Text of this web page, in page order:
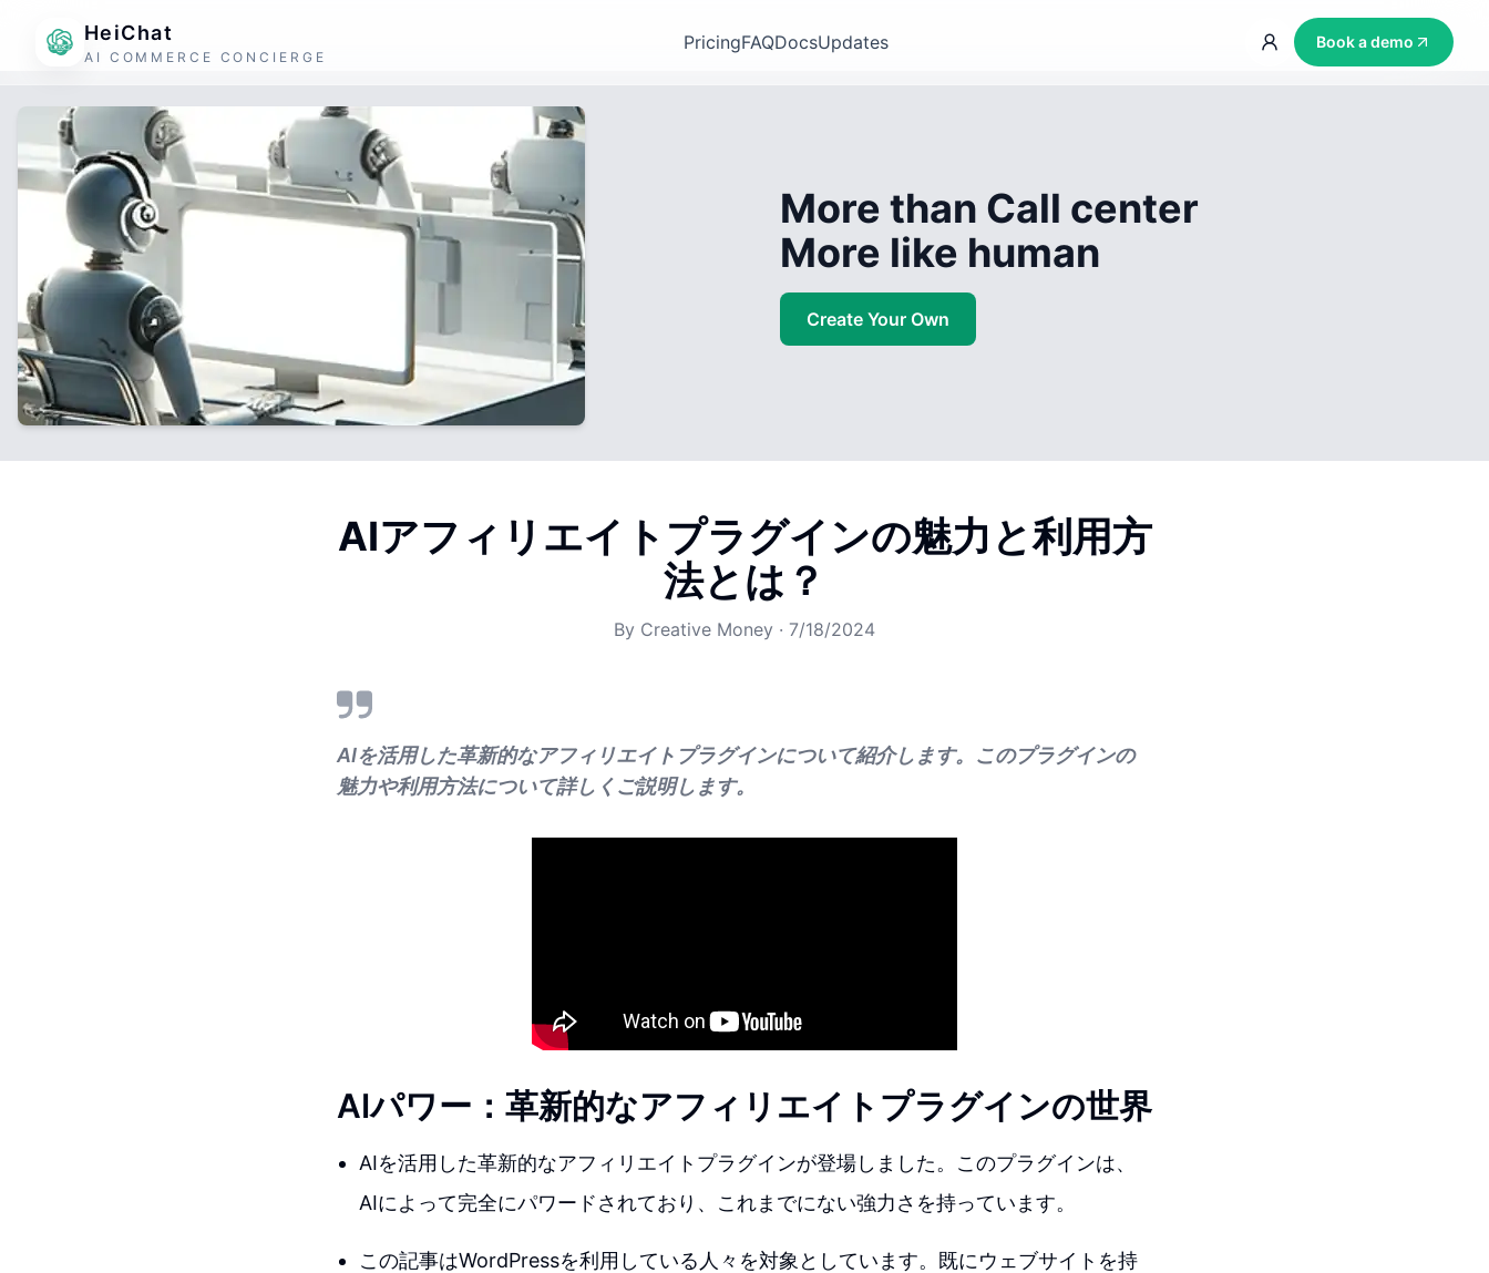
HeiChat
AI COMMERCE CONCIERGE
PricingFAQDocsUpdates Book a demo
More than Call center
More like human
Create Your Own
AIアフィリエイトプラグインの魅力と利用方
法とは？
By Creative Money · 7/18/2024
AIを活用した革新的なアフィリエイトプラグインについて紹介します。このプラグインの
魅力や利用方法について詳しくご説明します。
AIパワー：革新的なアフィリエイトプラグインの世界
AIを活用した革新的なアフィリエイトプラグインが登場しました。このプラグインは、
AIによって完全にパワードされており、これまでにない強力さを持っています。
この記事はWordPressを利用している人々を対象としています。既にウェブサイトを持